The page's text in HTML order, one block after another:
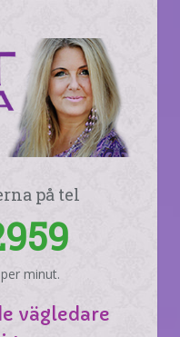
på tel
minut.
vägledare